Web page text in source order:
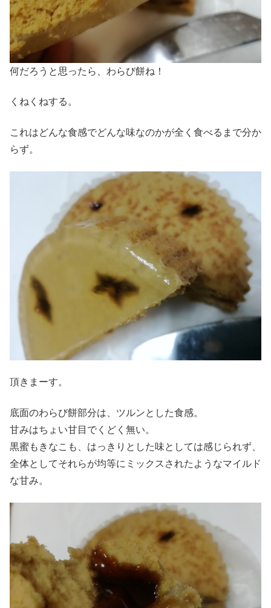
何だろうと思ったら、わらび餅ね！
くねくねする。
これはどんな食感でどんな味なのかが全く食べるまで分か
らず。
頂きまーす。
底面のわらび餅部分は、ツルンとした食感。
甘みはちょい甘目でくどく無い。
黒蜜もきなこも、はっきりとした味としては感じられず、
全体としてそれらが均等にミックスされたようなマイルド
な甘み。